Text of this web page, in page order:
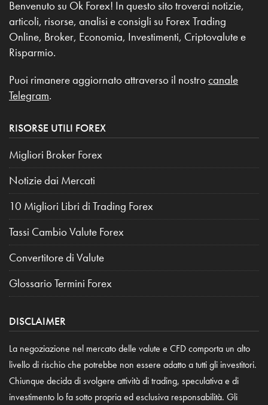
Benvenuto su Ok Forex! In questo sito troverai notizie,
articoli, risorse, analisi e consigli su Forex Trading
Online, Broker, Economia, Investimenti, Criptovalute e
Risparmio.
Puoi rimanere aggiornato attraverso il nostro canale
Telegram.
RISORSE UTILI FOREX
Migliori Broker Forex
Notizie dai Mercati
10 Migliori Libri di Trading Forex
Tassi Cambio Valute Forex
Convertitore di Valute
Glossario Termini Forex
DISCLAIMER
La negoziazione nel mercato delle valute e CFD comporta un alto
livello di rischio che potrebbe non essere adatto a tutti gli investitori.
Chiunque decida di svolgere attività di trading, speculativa e di
investimento lo fa sotto propria ed esclusiva responsabilità. Gli